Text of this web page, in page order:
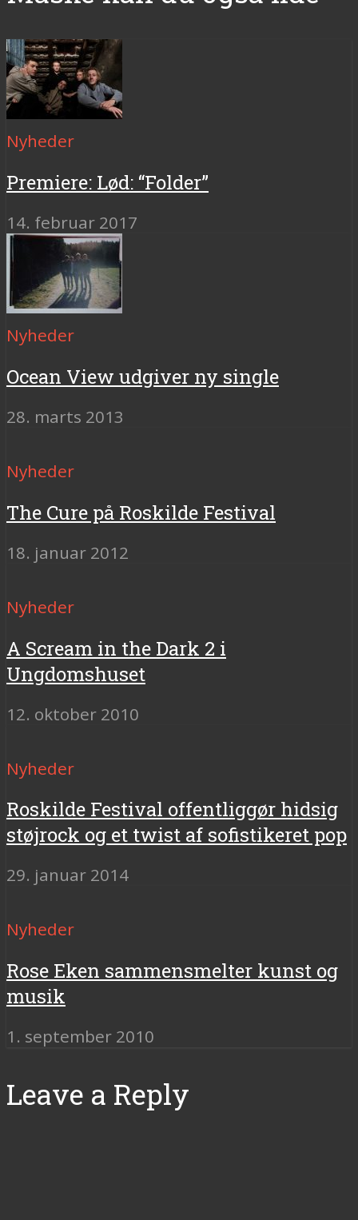
Nyheder
Premiere: Lød: “Folder”
14. februar 2017
Nyheder
Ocean View udgiver ny single
28. marts 2013
Nyheder
The Cure på Roskilde Festival
18. januar 2012
Nyheder
A Scream in the Dark 2 i
Ungdomshuset
12. oktober 2010
Nyheder
Roskilde Festival offentliggør hidsig
støjrock og et twist af sofistikeret pop
29. januar 2014
Nyheder
Rose Eken sammensmelter kunst og
musik
1. september 2010
Leave a Reply